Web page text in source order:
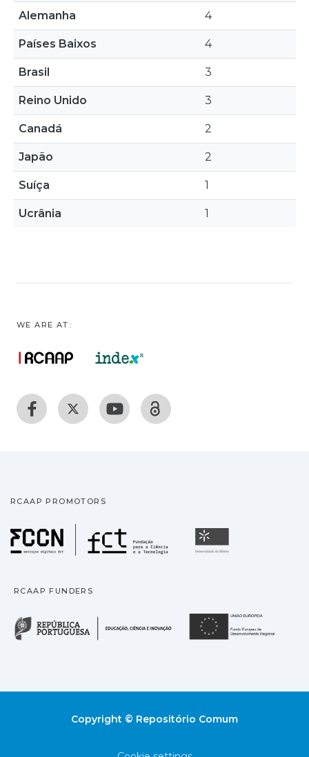
Alemanha 4
Países Baixos 4
Brasil 3
Reino Unido 3
Canadá 2
Japão 2
Suíça 1
Ucrânia 1
WE ARE AT:
RCAAP PROMOTORS
Fundação para a
RCAAP FUNDERS
República Portuguesa
Copyright © Repositório Comum